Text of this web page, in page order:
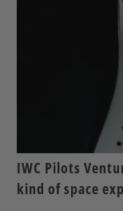
IWC Pilots
kind of space